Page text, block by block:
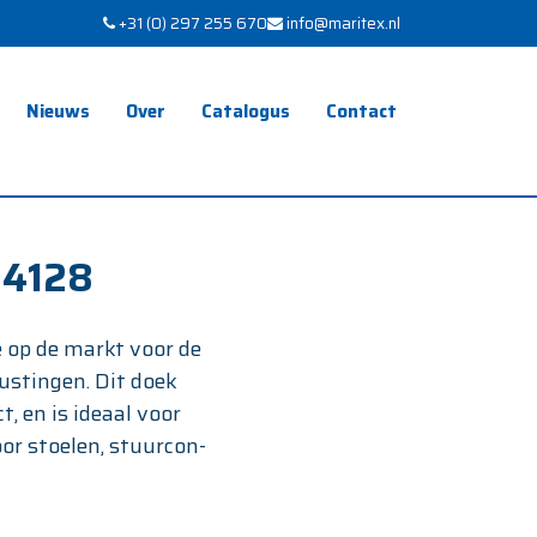
+31 (0) 297 255 670 info@maritex.nl
Nieuws Over Catalogus Contact
de markt voor de
Dit doek
en is ideaal voor
stoelen, stuurcon-